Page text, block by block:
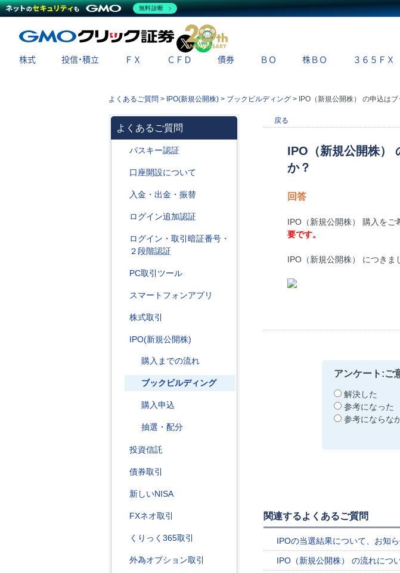
X
株式 投信・積立 ＦＸ ＣＦＤ 債券 ＢＯ 株ＢＯ ３６５ＦＸ
よくあるご質問 > IPO(新規公開株) > ブックビルディング > IPO（新規公開株） の申込は
よくあるご質問
パスキー認証
口座開設について
入金・出金・振替
ログイン追加認証
ログイン・取引暗証番号・
２段階認証
PC取引ツール
スマートフォンアプリ
株式取引
IPO(新規公開株)
購入までの流れ
ブックビルディング
購入申込
抽選・配分
投資信託
債券取引
新しいNISA
FXネオ取引
くりっく365取引
外為オプション取引
戻る
IPO（新規公開株）
か？
回答
IPO（新規公開株） 購入をご
要です。
IPO（新規公開株） につきま
アンケート:ご
解決した
参考になった
参考にならな
関連するよくあるご質問
IPOの当選結果について、お知
IPO（新規公開株） の流れにつ
無料診断